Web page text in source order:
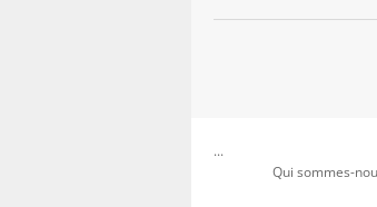
...
Qui sommes-